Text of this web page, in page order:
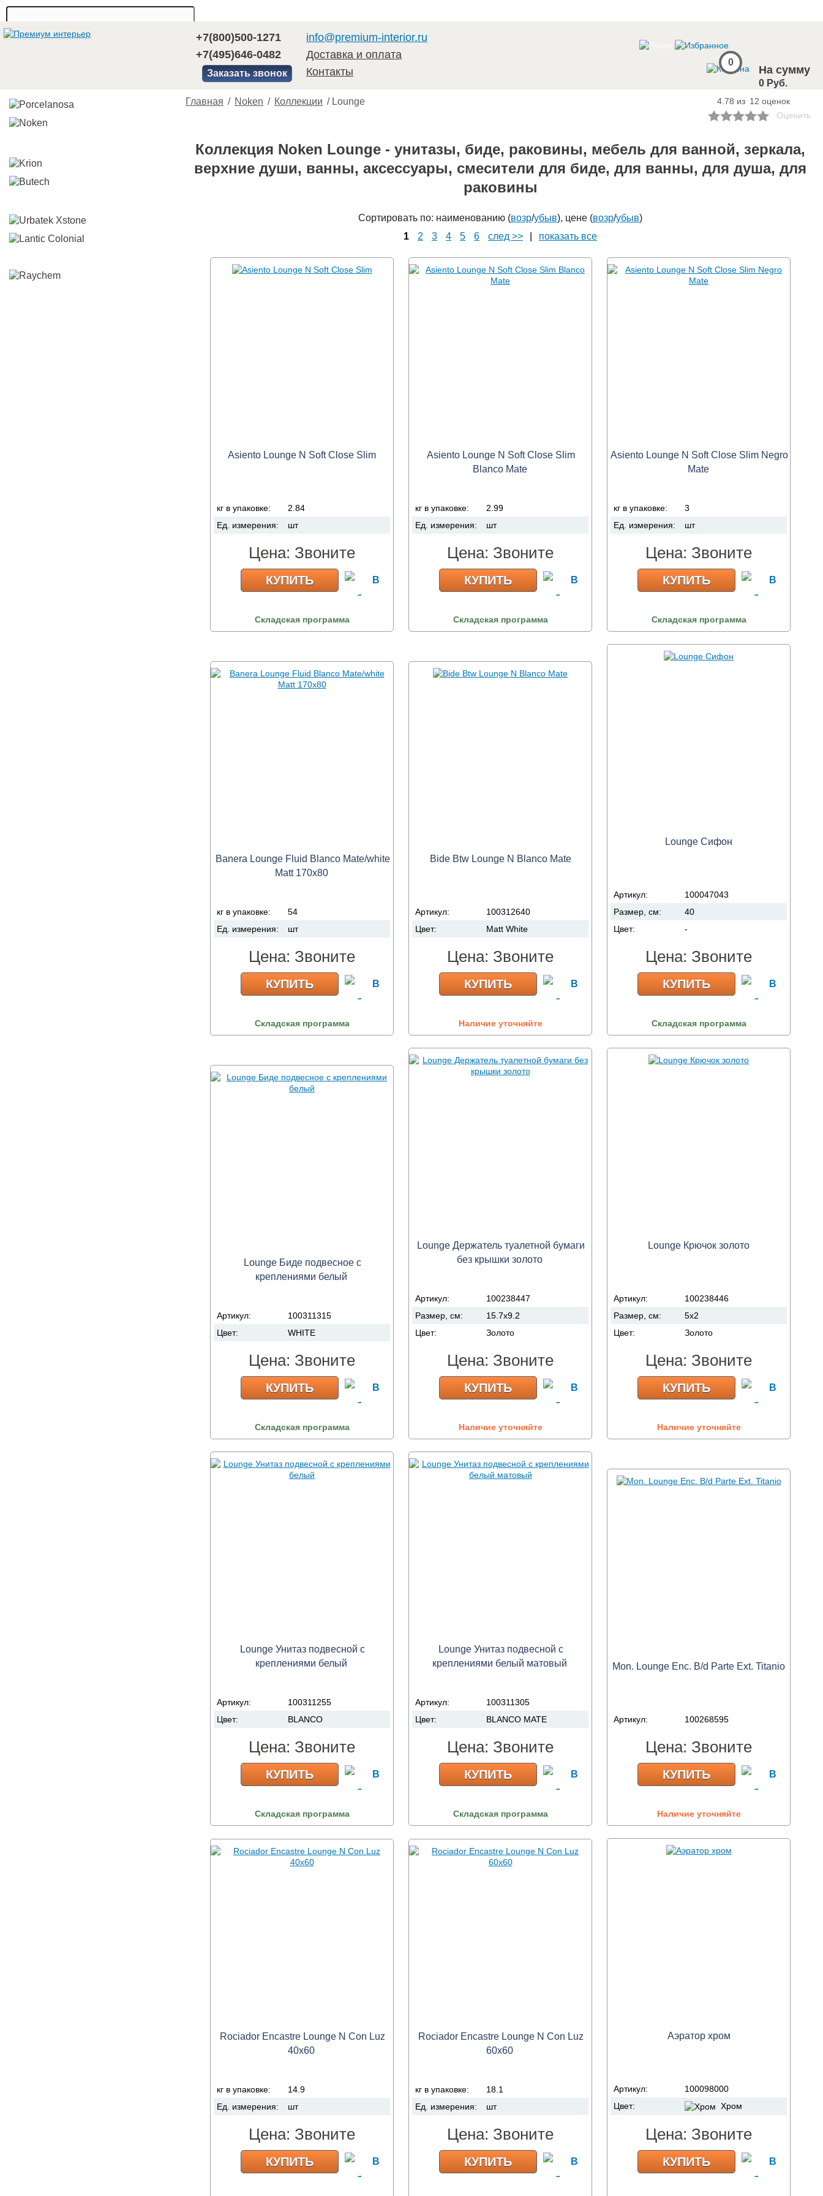
+7(800)500-1271
+7(495)646-0482
Заказать звонок
info@premium-interior.ru
Доставка и оплата
Контакты
0
На сумму
0 Руб.
Главная / Noken / Коллекции / Lounge 4.78 из 12 оценок
Оценить
Коллекция Noken Lounge - унитазы, биде, раковины, мебель для ванной, зеркала,
верхние души, ванны, аксессуары, смесители для биде, для ванны, для душа, для
раковины
Сортировать по: наименованию (возр/убыв), цене (возр/убыв)
1
2 3 4 5 6 след >> показать все
Asiento Lounge N Soft Close Slim
кг в упаковке:
2.84
Ед. измерения:
шт
Цена: Звоните
КУПИТЬ
Складская программа
Asiento Lounge N Soft Close Slim
Blanco Mate
кг в упаковке:
2.99
Ед. измерения:
шт
Цена: Звоните
КУПИТЬ
Складская программа
Asiento Lounge N Soft Close Slim Negro
Mate
кг в упаковке:
3
Ед. измерения:
шт
Цена: Звоните
КУПИТЬ
Складская программа
Banera Lounge Fluid Blanco Mate/white
Matt 170x80
кг в упаковке:
54
Ед. измерения:
шт
Цена: Звоните
КУПИТЬ
Складская программа
Bide Btw Lounge N Blanco Mate
Артикул:
100312640
Цвет:
Matt White
Цена: Звоните
КУПИТЬ
Наличие уточняйте
Lounge Cифон
Артикул:
100047043
Размер, см:
40
Цвет:
-
Цена: Звоните
КУПИТЬ
Складская программа
Lounge Биде подвесное с
креплениями белый
Артикул:
100311315
Цвет:
WHITE
Цена: Звоните
КУПИТЬ
Складская программа
Lounge Держатель туалетной бумаги
без крышки золото
Артикул:
100238447
Размер, см:
15.7x9.2
Цвет:
Золото
Цена: Звоните
КУПИТЬ
Наличие уточняйте
Lounge Крючок золото
Артикул:
100238446
Размер, см:
5x2
Цвет:
Золото
Цена: Звоните
КУПИТЬ
Наличие уточняйте
Lounge Унитаз подвесной с
креплениями белый
Артикул:
100311255
Цвет:
BLANCO
Цена: Звоните
КУПИТЬ
Складская программа
Lounge Унитаз подвесной с
креплениями белый матовый
Артикул:
100311305
Цвет:
BLANCO MATE
Цена: Звоните
КУПИТЬ
Складская программа
Mon. Lounge Enc. B/d Parte Ext. Titanio
Артикул: 100268595
Цена: Звоните
КУПИТЬ
Наличие уточняйте
Rociador Encastre Lounge N Con Luz
40x60
кг в упаковке:
14.9
Ед. измерения:
шт
Цена: Звоните
КУПИТЬ
Rociador Encastre Lounge N Con Luz
60x60
кг в упаковке:
18.1
Ед. измерения:
шт
Цена: Звоните
КУПИТЬ
Аэратор хром
Артикул:
100098000
Цвет:
Хром
Цена: Звоните
КУПИТЬ